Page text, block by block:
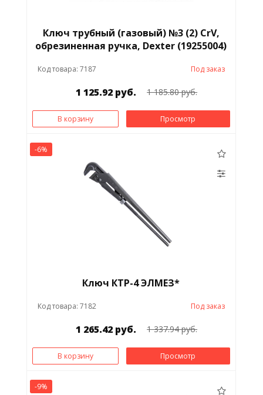
Ключ трубный (газовый) №3 (2) CrV,
обрезиненная ручка, Dexter (19255004)
Код товара: 7187 Под заказ
1 125.92 руб. 1 185.80 руб.
В корзину Просмотр
-6%
Ключ КТР-4 ЭЛМЕЗ*
Код товара: 7182 Под заказ
1 265.42 руб. 1 337.94 руб.
В корзину Просмотр
-9%